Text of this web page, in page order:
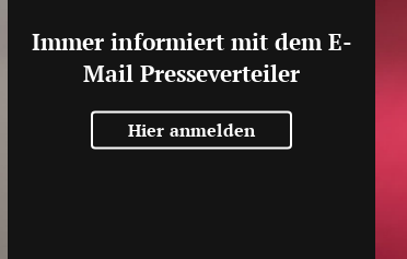
Immer informiert mit dem E-
Mail Presseverteiler
Hier anmelden